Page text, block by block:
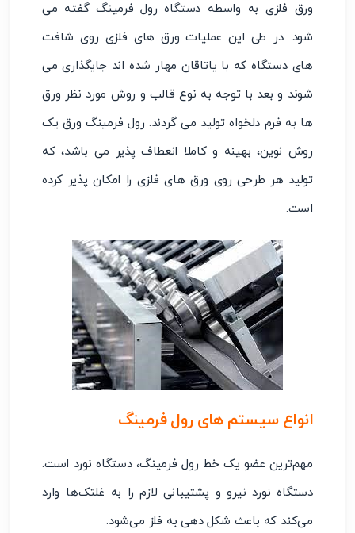
ورق فلزی به ‌واسطه دستگاه رول فرمینگ گفته می‌
شود‌. در طی این عملیات ورق ‌های فلزی روی شافت
‌های دستگاه که با یاتاقان مهار شده‌ اند جایگذاری می
‌شوند و بعد با توجه به نوع قالب و روش مورد نظر ورق
‌ها به فرم دلخواه تولید می ‌گردند. رول فرمینگ ورق یک
روش نوین، بهینه و کاملا انعطاف‌ پذیر می باشد، که
تولید هر طرحی روی ورق ‌های فلزی را امکان‌ پذیر کرده
است.
انواع سیستم های رول فرمینگ
مهم‌ترین عضو یک خط رول فرمینگ، دستگاه نورد است.
دستگاه نورد نیرو و پشتیبانی لازم را به غلتک‌ها وارد
می‌کند که باعث شکل دهی به فلز می‌شود.